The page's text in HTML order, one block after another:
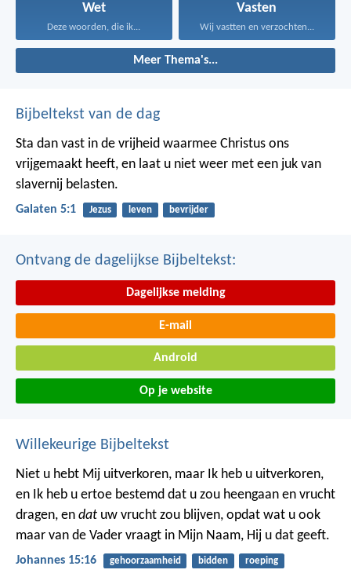
Wet
Deze woorden, die ik...
Vasten
Wij vastten en verzochten...
Meer Thema's...
Bijbeltekst van de dag
Sta dan vast in de vrijheid waarmee Christus ons
vrijgemaakt heeft, en laat u niet weer met een juk van
slavernij belasten.
Galaten 5:1 Jezus leven bevrijder
Ontvang de dagelijkse Bijbeltekst:
Dagelijkse melding
E-mail
Android
Op je website
Willekeurige Bijbeltekst
Niet u hebt Mij uitverkoren, maar Ik heb u uitverkoren,
en Ik heb u ertoe bestemd dat u zou heengaan en vrucht
dragen, en dat uw vrucht zou blijven, opdat wat u ook
maar van de Vader vraagt in Mijn Naam, Hij u dat geeft.
Johannes 15:16 gehoorzaamheid bidden roeping